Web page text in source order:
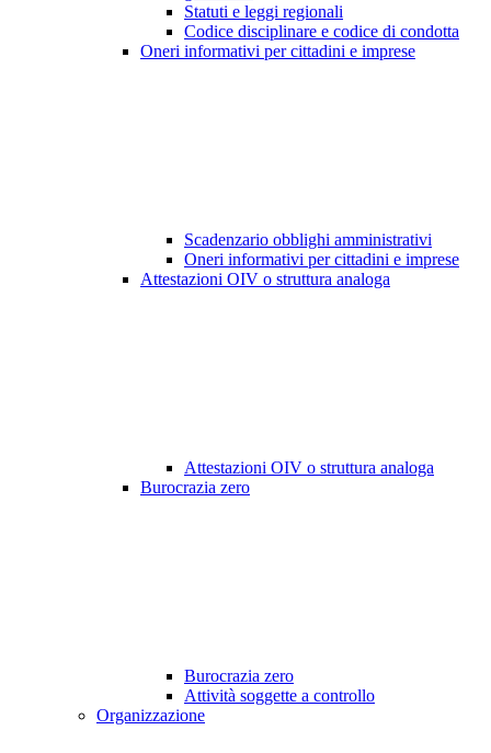
Statuti e leggi regionali
Codice disciplinare e codice di condotta
Oneri informativi per cittadini e imprese
Scadenzario obblighi amministrativi
Oneri informativi per cittadini e imprese
Attestazioni OIV o struttura analoga
Attestazioni OIV o struttura analoga
Burocrazia zero
Burocrazia zero
Attività soggette a controllo
Organizzazione